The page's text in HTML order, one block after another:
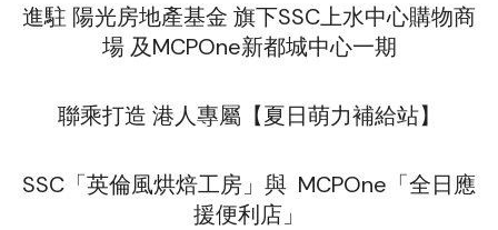
進駐 陽光房地產基金 旗下SSC上水中心購物商
場 及MCPOne新都城中心一期
聯乘打造 港人專屬【夏日萌力補給站】
SSC「英倫風烘焙工房」與 MCPOne「全日應
援便利店」